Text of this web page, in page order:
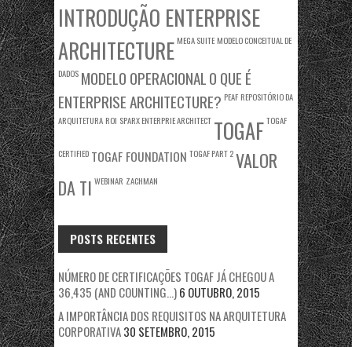
INTRODUÇÃO ENTERPRISE
ARCHITECTURE MEGA SUITE MODELO CONCEITUAL DE
DADOS MODELO OPERACIONALO QUE É
ENTERPRISE ARCHITECTURE? PEAF REPOSITÓRIO DA
ARQUITETURA ROI SPARX ENTERPRIE ARCHITECT TOGAFTOGAF
CERTIFIED TOGAF FOUNDATION TOGAF PART 2VALOR
DA TI WEBINAR ZACHMAN
POSTS RECENTES
NÚMERO DE CERTIFICAÇÕES TOGAF JÁ CHEGOU A
36,435 (AND COUNTING…)6 OUTUBRO, 2015
A IMPORTÂNCIA DOS REQUISITOS NA ARQUITETURA
CORPORATIVA30 SETEMBRO, 2015